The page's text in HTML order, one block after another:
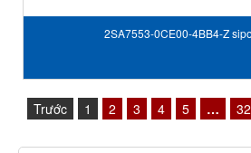
2SA7553-0CE00-4BB4-Z
Trước 1 2 3 4 5 …